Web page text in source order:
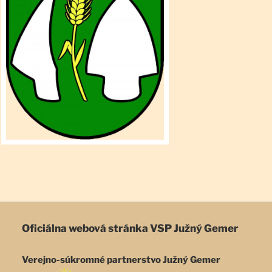
Oficiálna webová stránka VSP Južný Gemer
Verejno-súkromné partnerstvo Južný Gemer